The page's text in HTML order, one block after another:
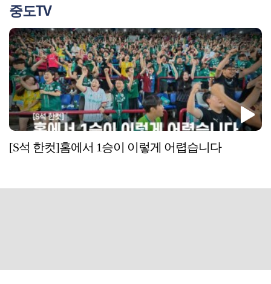
중도TV
[S석 한컷]홈에서 1승이 이렇게 어렵습니다